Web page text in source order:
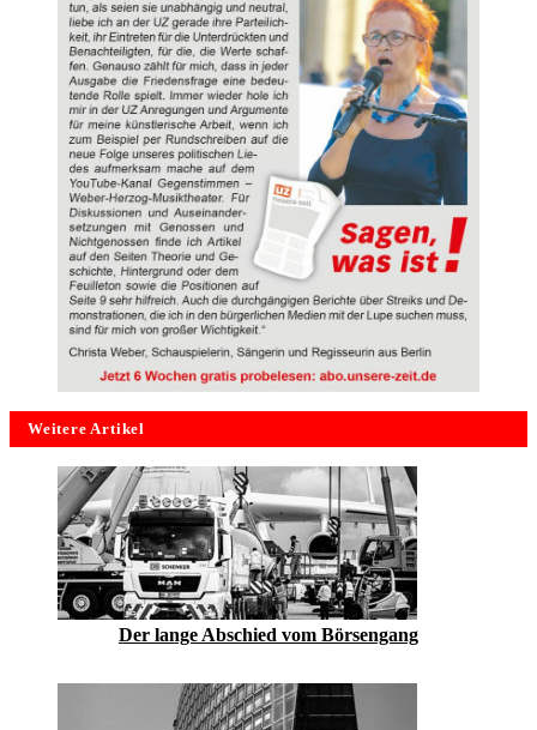
Weitere Artikel
Der lange Abschied vom Börsengang